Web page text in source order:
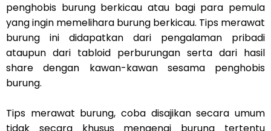
penghobis burung berkicau atau bagi para pemula
yang ingin memelihara burung berkicau. Tips merawat
burung ini didapatkan dari pengalaman pribadi
ataupun dari tabloid perburungan serta dari hasil
share dengan kawan-kawan sesama penghobis
burung.
Tips merawat burung, coba disajikan secara umum